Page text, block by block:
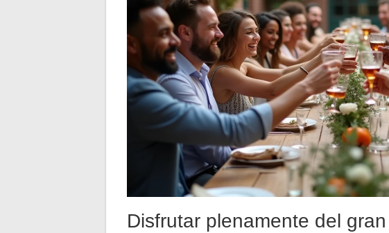
Disfrutar plenamente del